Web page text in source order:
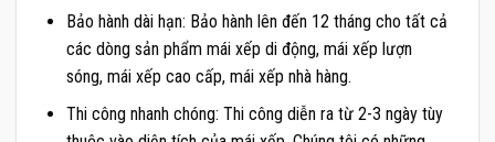
Bảo hành dài hạn: Bảo hành lên đến 12 tháng cho tất cả
các dòng sản phẩm mái xếp di động, mái xếp lượn
sóng, mái xếp cao cấp, mái xếp nhà hàng.
Thi công nhanh chóng: Thi công diễn ra từ 2-3 ngày tùy